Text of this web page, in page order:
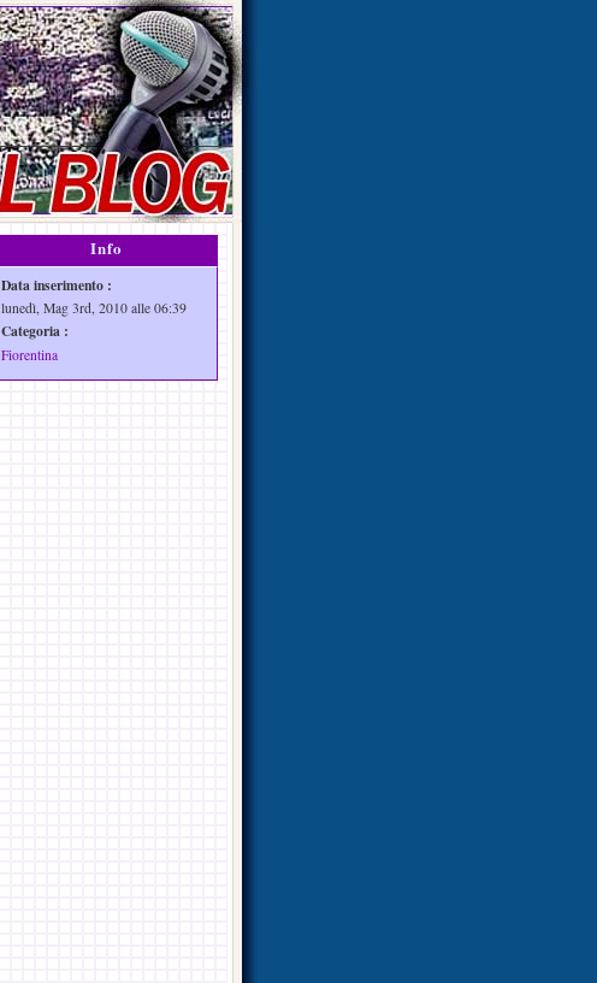
Info
Data inserimento :
lunedì, Mag 3rd, 2010 alle 06:39
Categoria :
Fiorentina